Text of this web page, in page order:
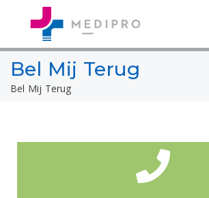
Bel Mij Terug
Bel Mij Terug